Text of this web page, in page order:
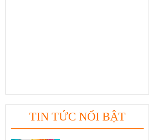
TIN TỨC NỔI BẬT
SORONA bạn nên biết